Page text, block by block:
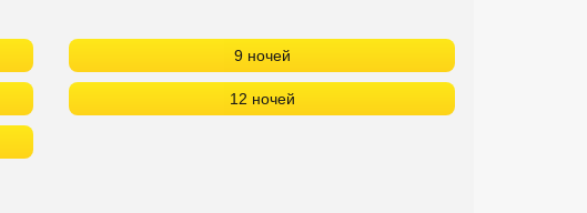
9 ночей
12 ночей